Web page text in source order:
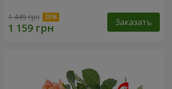
1 449 грн Заказать